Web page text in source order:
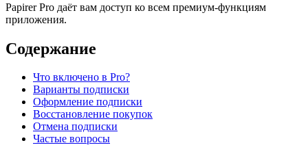
Papirer Pro даёт вам доступ ко всем премиум-функциям
приложения.
Содержание
Что включено в Pro?
Варианты подписки
Оформление подписки
Восстановление покупок
Отмена подписки
Частые вопросы